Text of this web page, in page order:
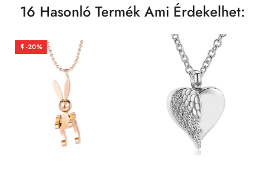
16 Hasonló Termék Ami Érdekelhet:
 -20%